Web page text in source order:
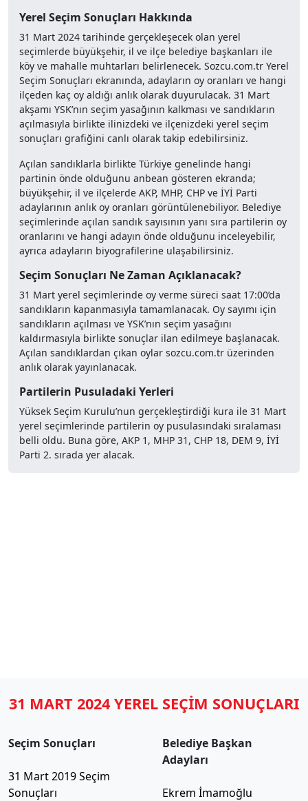
Yerel Seçim Sonuçları Hakkında
31 Mart 2024 tarihinde gerçekleşecek olan yerel
seçimlerde büyükşehir, il ve ilçe belediye başkanları ile
köy ve mahalle muhtarları belirlenecek. Sozcu.com.tr Yerel
Seçim Sonuçları ekranında, adayların oy oranları ve hangi
ilçeden kaç oy aldığı anlık olarak duyurulacak. 31 Mart
akşamı YSK’nın seçim yasağının kalkması ve sandıkların
açılmasıyla birlikte ilinizdeki ve ilçenizdeki yerel seçim
sonuçları grafiğini canlı olarak takip edebilirsiniz.
Açılan sandıklarla birlikte Türkiye genelinde hangi
partinin önde olduğunu anbean gösteren ekranda;
büyükşehir, il ve ilçelerde AKP, MHP, CHP ve İYİ Parti
adaylarının anlık oy oranları görüntülenebiliyor. Belediye
seçimlerinde açılan sandık sayısının yanı sıra partilerin oy
oranlarını ve hangi adayın önde olduğunu inceleyebilir,
ayrıca adayların biyografilerine ulaşabilirsiniz.
Seçim Sonuçları Ne Zaman Açıklanacak?
31 Mart yerel seçimlerinde oy verme süreci saat 17:00’da
sandıkların kapanmasıyla tamamlanacak. Oy sayımı için
sandıkların açılması ve YSK’nın seçim yasağını
kaldırmasıyla birlikte sonuçlar ilan edilmeye başlanacak.
Açılan sandıklardan çıkan oylar sozcu.com.tr üzerinden
anlık olarak yayınlanacak.
Partilerin Pusuladaki Yerleri
Yüksek Seçim Kurulu’nun gerçekleştirdiği kura ile 31 Mart
yerel seçimlerinde partilerin oy pusulasındaki sıralaması
belli oldu. Buna göre, AKP 1, MHP 31, CHP 18, DEM 9, İYİ
Parti 2. sırada yer alacak.
31 MART 2024 YEREL SEÇİM SONUÇLARI
Seçim Sonuçları
31 Mart 2019 Seçim
Sonuçları
Belediye Başkan
Adayları
Ekrem İmamoğlu